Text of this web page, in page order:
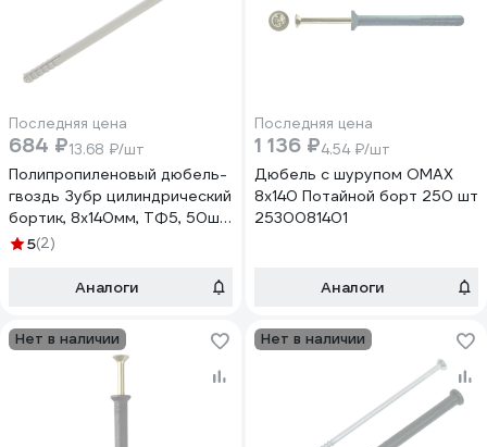
Последняя цена
684 ₽13.68 ₽/шт
Полипропиленовый дюбель-
гвоздь Зубр цилиндрический
бортик, 8x140мм, ТФ5, 50шт
4-301365-08-140
5(2)
Аналоги
Последняя цена
1 136 ₽4.54 ₽/шт
Дюбель с шурупом OMAX
8х140 Потайной борт 250 шт
2530081401
Аналоги
Нет в наличии Нет в наличии